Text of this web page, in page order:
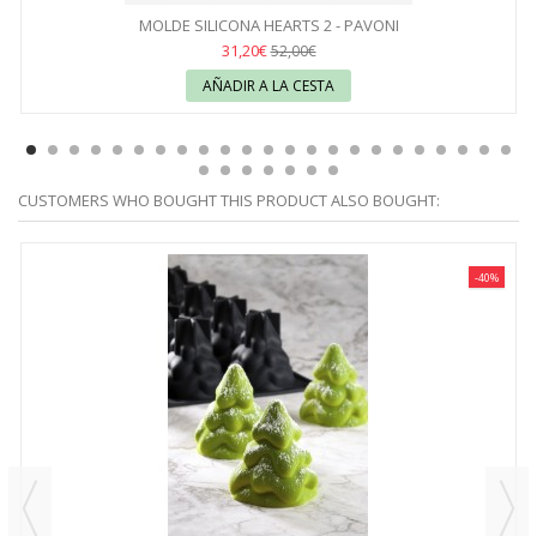
MOLDE SILICONA HEARTS 2 - PAVONI
31,20€52,00€
AÑADIR A LA CESTA
CUSTOMERS WHO BOUGHT THIS PRODUCT ALSO BOUGHT:
-40%